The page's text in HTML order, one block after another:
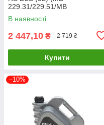
229.31/229.51/MB
229.52/BMW LL-04) (ACEA
C2,C3/API 20118-0050-99
В наявності
2 447,10 ₴ 2 719 ₴
Купити
–10%